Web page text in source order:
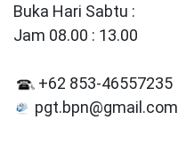
Buka Hari Sabtu :
Jam 08.00 : 13.00
+62 853-46557235
pgt.bpn@gmail.com